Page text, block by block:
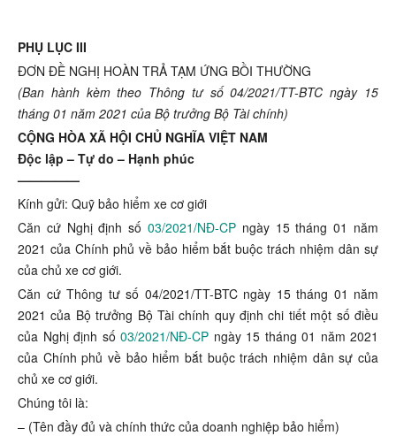
PHỤ LỤC III
ĐƠN ĐỀ NGHỊ HOÀN TRẢ TẠM ỨNG BỒI THƯỜNG
(Ban hành kèm theo Thông tư số 04/2021/TT-BTC ngày 15
tháng 01 năm 2021 của Bộ trưởng Bộ Tài chính)
CỘNG HÒA XÃ HỘI CHỦ NGHĨA VIỆT NAM
Độc lập – Tự do – Hạnh phúc
—————
Kính gửi: Quỹ bảo hiểm xe cơ giới
Căn cứ Nghị định số 03/2021/NĐ-CP ngày 15 tháng 01 năm
2021 của Chính phủ về bảo hiểm bắt buộc trách nhiệm dân sự
của chủ xe cơ giới.
Căn cứ Thông tư số 04/2021/TT-BTC ngày 15 tháng 01 năm
2021 của Bộ trưởng Bộ Tài chính quy định chi tiết một số điều
của Nghị định số 03/2021/NĐ-CP ngày 15 tháng 01 năm 2021
của Chính phủ về bảo hiểm bắt buộc trách nhiệm dân sự của
chủ xe cơ giới.
Chúng tôi là:
– (Tên đầy đủ và chính thức của doanh nghiệp bảo hiểm)